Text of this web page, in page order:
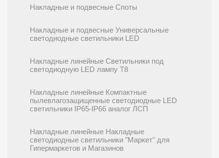
Накладные и подвесные Споты
Накладные и подвесные Универсальные
светодиодные светильники LED
Накладные линейные Cветильники под
светодиодную LED лампу T8
Накладные линейные Компактные
пылевлагозащищенные светодиодные LED
светильники IP65-IP66 аналог ЛСП
Накладные линейные Накладные
светодиодные светильники "Маркет" для
Гипермаркетов и Магазинов